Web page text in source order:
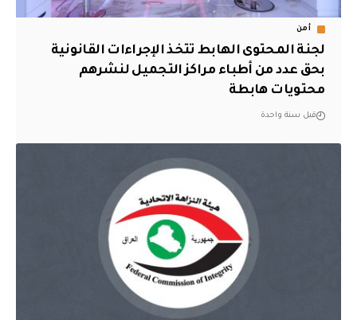
أمن
لجنة المحتوى الهابط تتخذ الإجراءات القانونية
بحق عدد من أطباء مراكز التجميل لنشرهم
محتويات هابطة
قبل سنة واحدة